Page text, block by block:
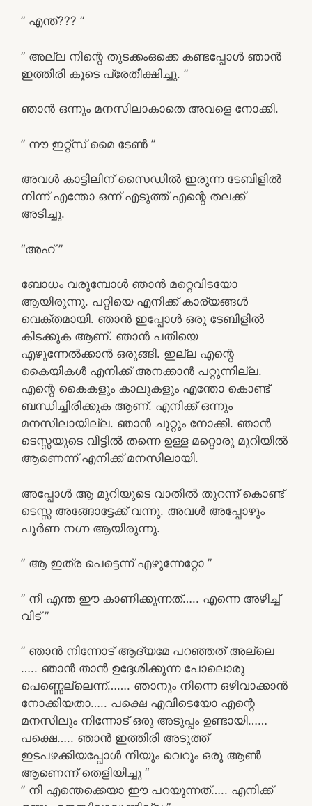
” എന്ത്‌??? ”
” അല്ല നിന്റെ തുടക്കംഒക്കെ കണ്ടപ്പോൾ ഞാൻ
ഇത്തിരി കൂടെ പ്രേതീക്ഷിച്ചു. ”
ഞാൻ ഒന്നും മനസിലാകാതെ അവളെ നോക്കി.
” നൗ ഇറ്റ്സ് മൈ ടേൺ ”
അവൾ കാട്ടിലിന് സൈഡിൽ ഇരുന്ന ടേബിളിൽ
നിന്ന് എന്തോ ഒന്ന് എടുത്ത് എന്റെ തലക്ക്
അടിച്ചു.
“അഹ് ”
ബോധം വരുമ്പോൾ ഞാൻ മറ്റെവിടയോ
ആയിരുന്നു. പറ്റിയെ എനിക്ക് കാര്യങ്ങൾ
വെക്തമായി. ഞാൻ ഇപ്പോൾ ഒരു ടേബിളിൽ
കിടക്കുക ആണ്‌. ഞാൻ പതിയെ
എഴുന്നേൽക്കാൻ ഒരുങ്ങി. ഇല്ല എന്റെ
കൈയികൾ എനിക്ക് അനക്കാൻ പറ്റുന്നില്ല.
എന്റെ കൈകളും കാലുകളും എന്തോ കൊണ്ട്
ബന്ധിച്ചിരിക്കുക ആണ്‌. എനിക്ക് ഒന്നും
മനസിലായില്ല. ഞാൻ ചുറ്റും നോക്കി. ഞാൻ
ടെസ്സയുടെ വീട്ടിൽ തന്നെ ഉള്ള മറ്റൊരു മുറിയിൽ
ആണെന്ന് എനിക്ക് മനസിലായി.
അപ്പോൾ ആ മുറിയുടെ വാതിൽ തുറന്ന് കൊണ്ട്
ടെസ്സ അങ്ങോട്ടേക്ക് വന്നു. അവൾ അപ്പോഴും
പൂർണ നഗ്ന ആയിരുന്നു.
” ആ ഇത്ര പെട്ടെന്ന് എഴുന്നേറ്റോ ”
” നീ എന്ത ഈ കാണിക്കുന്നത്….. എന്നെ അഴിച്ച്
വിട് ”
” ഞാൻ നിന്നോട് ആദ്യമേ പറഞ്ഞത് അല്ലെ
….. ഞാൻ താൻ ഉദ്ദേശിക്കുന്ന പോലൊരു
പെണ്ണെല്ലെന്ന്……. ഞാനും നിന്നെ ഒഴിവാക്കാൻ
നോക്കിയതാ….. പക്ഷെ എവിടെയോ എന്റെ
മനസിലും നിന്നോട് ഒരു അടുപ്പം ഉണ്ടായി……
പക്ഷെ….. ഞാൻ ഇത്തിരി അടുത്ത്
ഇടപഴക്കിയപ്പോൾ നീയും വെറും ഒരു ആൺ
ആണെന്ന് തെളിയിച്ചു “
” നീ എന്തെക്കെയാ ഈ പറയുന്നത്….. എനിക്ക്